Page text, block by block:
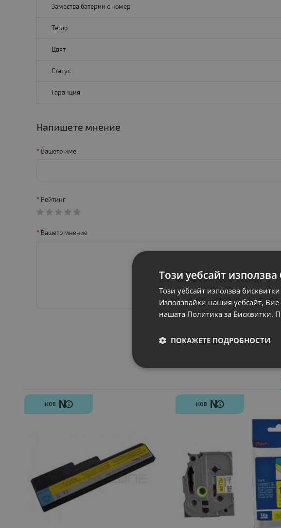
Замества батерии с номер
Тегло
Цвят
Статус
Гаранция
Напишете мнение
Вашето име
Рейтинг
Вашето мнение
НОВ N НОВ N
Този уебсайт
Този уебсайт използва
Използвайки нашия уебсайт, Вие
нашата Политика за Бисквитки.
ПОКАЖЕТЕ ПОДРОБНОСТИ